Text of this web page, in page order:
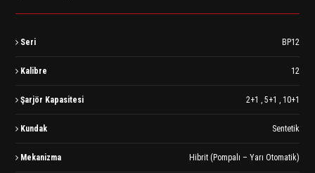
Seri BP12
Kalibre 12
Şarjör Kapasitesi 2+1 , 5+1 , 10+1
Kundak Sentetik
Mekanizma Hibrit (Pompalı – Yarı Otomatik)